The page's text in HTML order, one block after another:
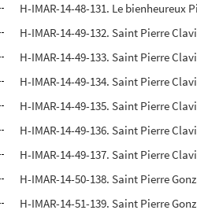
H-IMAR-14-48-131. Le bienheureux
H-IMAR-14-49-132. Saint Pierre
H-IMAR-14-49-133. Saint Pierre
H-IMAR-14-49-134. Saint Pierre
H-IMAR-14-49-135. Saint Pierre
H-IMAR-14-49-136. Saint Pierre
H-IMAR-14-49-137. Saint Pierre
H-IMAR-14-50-138. Saint Pierre
H-IMAR-14-51-139. Saint Pierre